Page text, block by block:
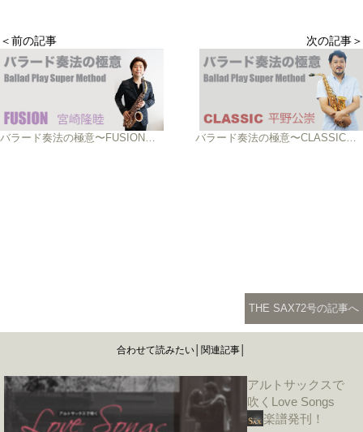
＜前の記事 次の記事＞
THE SAX72号の記事へ
合わせて読みたい│関連記事│
アルトサックスで
吹くLove Songs
楽譜発刊！